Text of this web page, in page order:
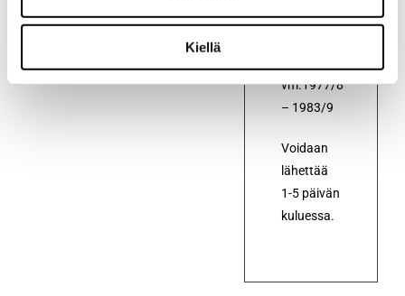
Kiellä
TA40 ja
vm.1977/8
– 1983/9
Voidaan
lähettää
1-5 päivän
kuluessa.